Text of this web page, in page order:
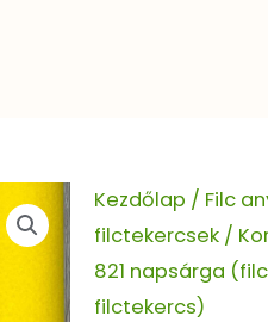
Kezdőlap / Filc
filctekercsek/
821 napsárga
filctekercs)